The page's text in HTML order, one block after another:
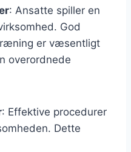
: Ansatte spiller en
God
er væsentligt
overordnede
: Effektive procedurer
Dette